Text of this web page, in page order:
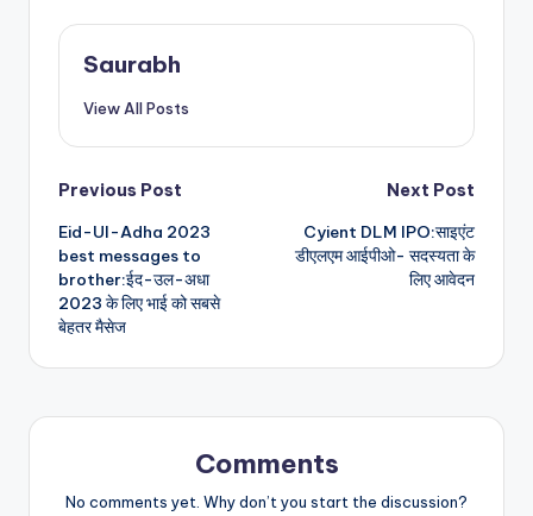
Saurabh
View All Posts
Post
navigation
Previous Post
Eid-Ul-Adha 2023
best messages to
brother:ईद-उल-अधा
2023 के लिए भाई को सबसे
बेहतर मैसेज
Next Post
Cyient DLM IPO:साइएंट
डीएलएम आईपीओ- सदस्यता के
लिए आवेदन
Comments
No comments yet. Why don’t you start the discussion?